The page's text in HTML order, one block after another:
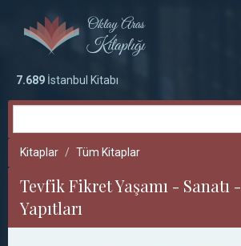
7.689 İstanbul Kitabı
Kitaplar Tüm Kitaplar
Tevfik Fikret Yaşamı - Sanatı -
Yapıtları